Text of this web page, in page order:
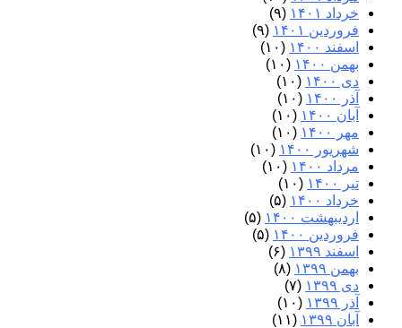
خرداد ۱۴۰۱
(۹)
فروردین ۱۴۰۱
(۹)
اسفند ۱۴۰۰
(۱۰)
بهمن ۱۴۰۰
(۱۰)
دی ۱۴۰۰
(۱۰)
آذر ۱۴۰۰
(۱۰)
آبان ۱۴۰۰
(۱۰)
مهر ۱۴۰۰
(۱۰)
شهریور ۱۴۰۰
(۱۰)
مرداد ۱۴۰۰
(۱۰)
تیر ۱۴۰۰
(۱۰)
خرداد ۱۴۰۰
(۵)
اردیبهشت ۱۴۰۰
(۵)
فروردین ۱۴۰۰
(۵)
اسفند ۱۳۹۹
(۶)
بهمن ۱۳۹۹
(۸)
دی ۱۳۹۹
(۷)
آذر ۱۳۹۹
(۱۰)
آبان ۱۳۹۹
(۱۱)